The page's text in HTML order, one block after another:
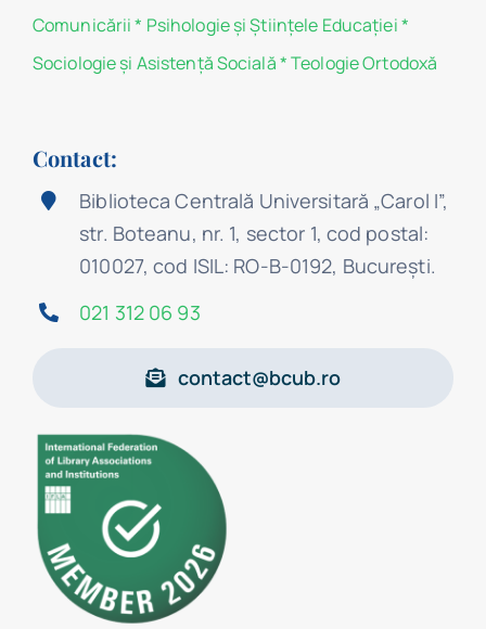
Comunicării * Psihologie şi Ştiinţele Educaţiei*
Sociologie şi Asistenţă Socială*Teologie Ortodoxă
Contact:
Biblioteca Centrală Universitară „Carol I”,
str. Boteanu, nr. 1, sector 1, cod postal:
010027, cod ISIL: RO-B-0192, Bucureşti.
021 312 06 93
contact@bcub.ro